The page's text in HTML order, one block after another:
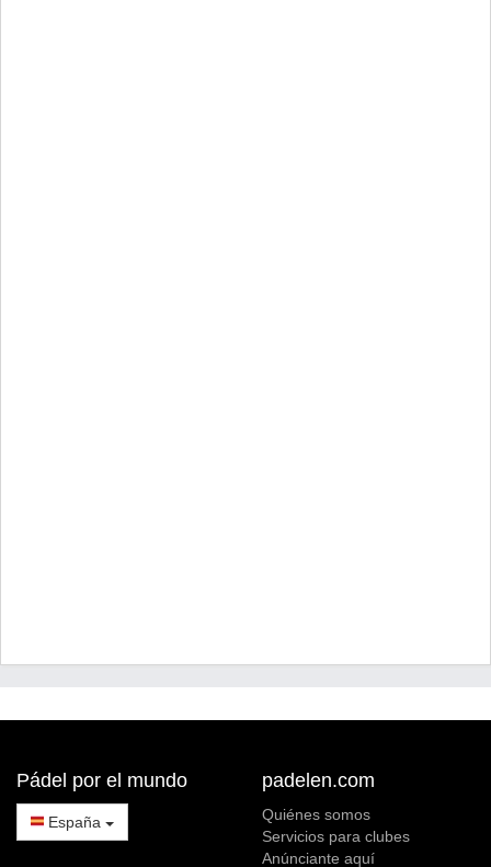
Pádel por el mundo
España
padelen.com
Quiénes somos
Servicios para clubes
Anúnciante aquí